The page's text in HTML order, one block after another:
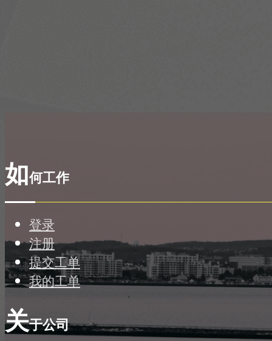
如何工作
登录
注册
提交工单
我的工单
关于公司